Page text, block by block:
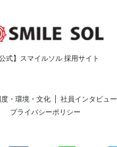
公式】スマイルソル 採用サイト
・環境・文化 社員インタビュー
プライバシーポリシー